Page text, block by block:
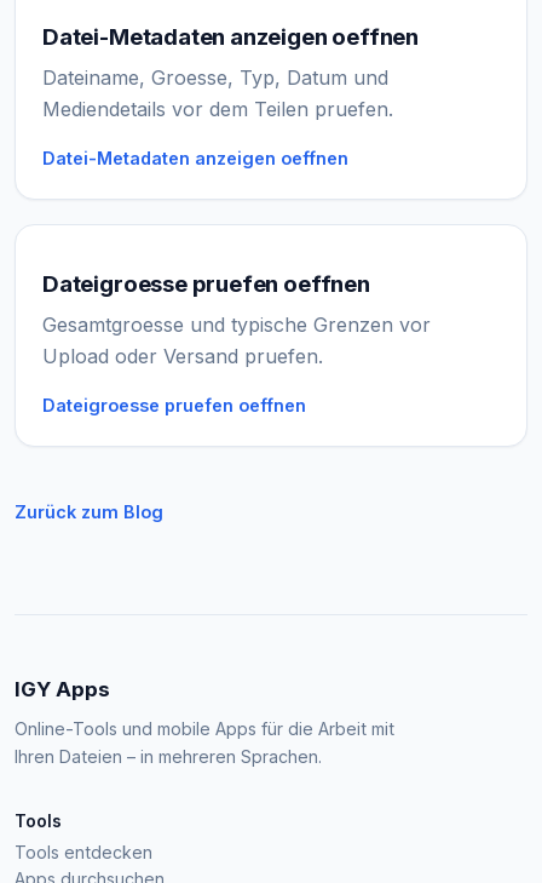
Datei-Metadaten anzeigen oeffnen
Dateiname, Groesse, Typ, Datum und
Mediendetails vor dem Teilen pruefen.
Datei-Metadaten anzeigen oeffnen
Dateigroesse pruefen oeffnen
Gesamtgroesse und typische Grenzen vor
Upload oder Versand pruefen.
Dateigroesse pruefen oeffnen
Zurück zum Blog
IGY Apps
Online-Tools und mobile Apps für die Arbeit mit
Ihren Dateien – in mehreren Sprachen.
Tools
Tools entdecken